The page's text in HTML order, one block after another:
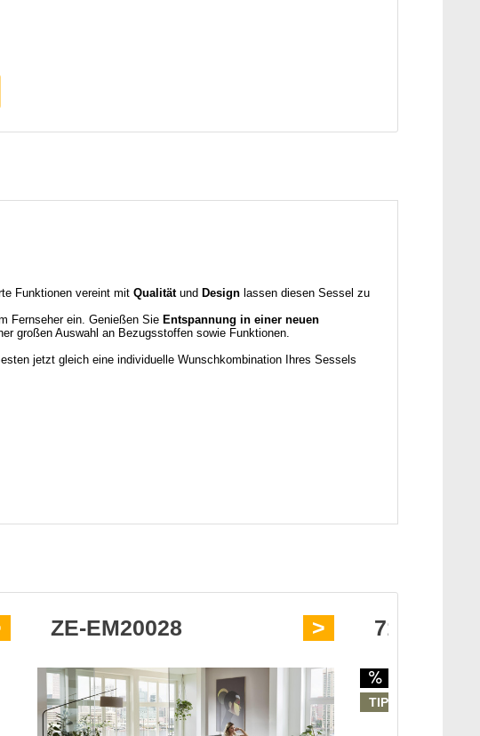
Funktionen vereint mit Qualitätund Design lassen diesen Sessel zu
Fernseher ein. Genießen Sie Entspannung in einer neuen
großen Auswahl an Bezugsstoffen sowie Funktionen.
jetzt gleich eine individuelle Wunschkombination Ihres Sessels
ZE-EM20028 >
TIPP!
7150